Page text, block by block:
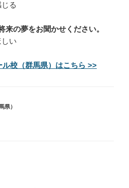
る
来の夢をお聞かせください。
い
校（群馬県）はこちら >>
県）